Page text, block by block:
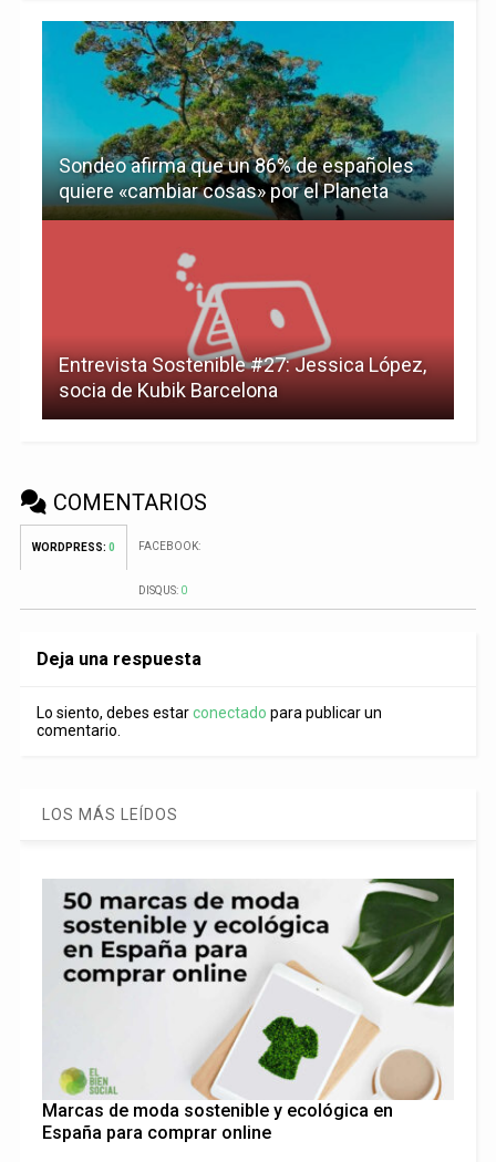
Sondeo afirma que un 86% de españoles
quiere «cambiar cosas» por el Planeta
Entrevista Sostenible #27: Jessica López,
socia de Kubik Barcelona
COMENTARIOS
WORDPRESS: 0 FACEBOOK:
DISQUS: 0
Deja una respuesta
Lo siento, debes estarconectado para publicar un
comentario.
LOS MÁS LEÍDOS
Marcas de moda sostenible y ecológica en
España para comprar online